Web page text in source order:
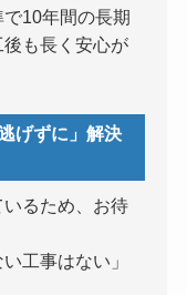
10年間の長期
も長く安心が
げずに」解決
るため、お待
工事はない」